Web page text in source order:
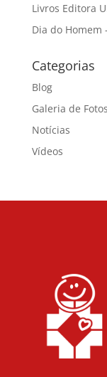
Livros Editora
Dia do Homem
Categorias
Blog
Galeria de Fotos
Notícias
Vídeos